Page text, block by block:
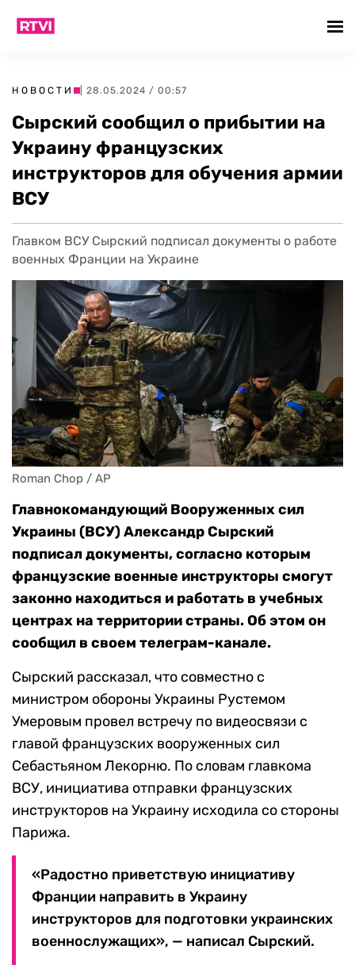
НОВОСТИ | 28.05.2024 / 00:57
Сырский сообщил о прибытии на
Украину французских
инструкторов для обучения армии
ВСУ
Главком ВСУ Сырский подписал документы о работе
военных Франции на Украине
Roman Chop / AP
Главнокомандующий Вооруженных сил
Украины (ВСУ) Александр Сырский
подписал документы, согласно которым
французские военные инструкторы смогут
законно находиться и работать в учебных
центрах на территории страны. Об этом он
сообщил в своем телеграм-канале.
Сырский рассказал, что совместно с
министром обороны Украины Рустемом
Умеровым провел встречу по видеосвязи с
главой французских вооруженных сил
Себастьяном Лекорню. По словам главкома
ВСУ, инициатива отправки французских
инструкторов на Украину исходила со стороны
Парижа.
«Радостно приветствую инициативу
Франции направить в Украину
инструкторов для подготовки украинских
военнослужащих», — написал Сырский.